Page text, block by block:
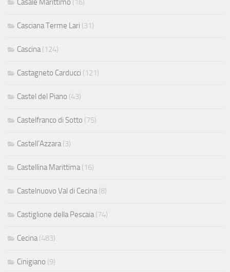
Casciana Terme Lari (31)
Cascina (124)
Castagneto Carducci (121)
Castel del Piano (43)
Castelfranco di Sotto (75)
Castell'Azzara (3)
Castellina Marittima (16)
Castelnuovo Val di Cecina (8)
Castiglione della Pescaia (74)
Cecina (483)
Cinigiano (9)